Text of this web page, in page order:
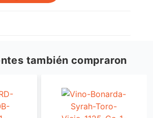
también compraron